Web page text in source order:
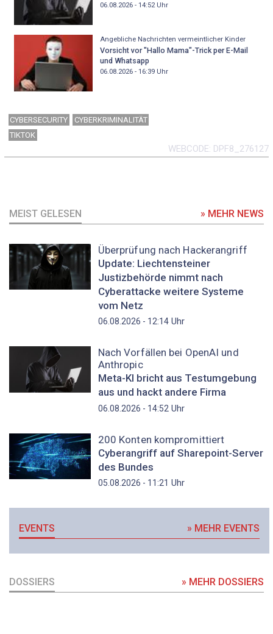
06.08.2026 - 14:52Uhr
Angebliche Nachrichten vermeintlicher Kinder
Vorsicht vor "Hallo Mama"-Trick per E-Mail
und Whatsapp
06.08.2026 - 16:39Uhr
CYBERSECURITY
CYBERKRIMINALITÄT
TIKTOK
WEBCODE DPF8_276127
MEIST GELESEN » MEHR NEWS
Überprüfung nach Hackerangriff
Update: Liechtensteiner
Justizbehörde nimmt nach
Cyberattacke weitere Systeme
vom Netz
06.08.2026 - 12:14Uhr
Nach Vorfällen bei OpenAI und
Anthropic
Meta-KI bricht aus Testumgebung
aus und hackt andere Firma
06.08.2026 - 14:52Uhr
200 Konten kompromittiert
Cyberangriff auf Sharepoint-Server
des Bundes
05.08.2026 - 11:21 Uhr
EVENTS » MEHR EVENTS
DOSSIERS » MEHR DOSSIERS